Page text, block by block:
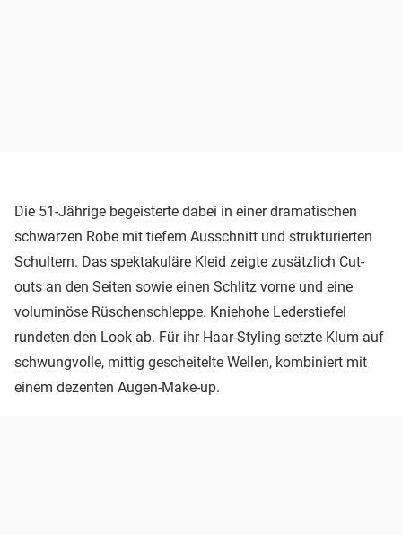
Die 51-Jährige begeisterte dabei in einer dramatischen
schwarzen Robe mit tiefem Ausschnitt und strukturierten
Schultern. Das spektakuläre Kleid zeigte zusätzlich Cut-
outs an den Seiten sowie einen Schlitz vorne und eine
voluminöse Rüschenschleppe. Kniehohe Lederstiefel
rundeten den Look ab. Für ihr Haar-Styling setzte Klum auf
schwungvolle, mittig gescheitelte Wellen, kombiniert mit
einem dezenten Augen-Make-up.